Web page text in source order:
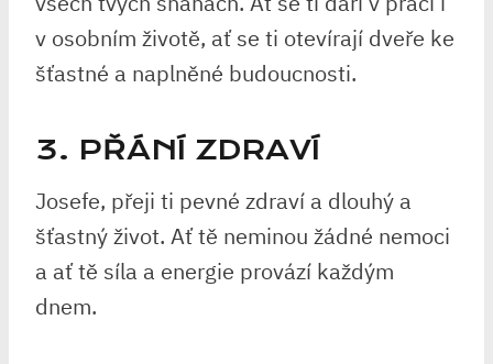
v osobním životě, ať se ti otevírají dveře ke
šťastné a naplněné budoucnosti.
3. PŘÁNÍ ZDRAVÍ
Josefe, přeji ti pevné zdraví a dlouhý a
šťastný život. Ať tě neminou žádné nemoci
a ať tě síla a energie provází každým
dnem.